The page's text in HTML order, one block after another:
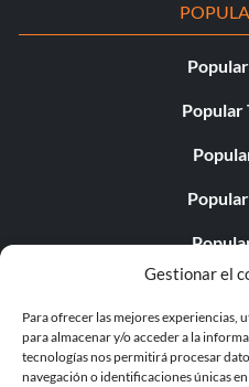
Gestionar el
Para ofrecer las mejores experiencias,
para almacenar y/o acceder a la
tecnologías nos permitirá procesar
navegación o identificaciones únicas
Popular
Popular
Popular
LATEST